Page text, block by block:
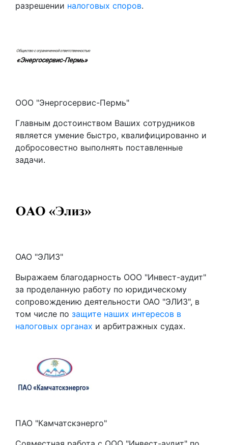
разрешении налоговых споров.
ООО "Энергосервис-Пермь"
Главным достоинством Ваших сотрудников
является умение быстро, квалифицированно и
добросовестно выполнять поставленные
задачи.
ОАО "ЭЛИЗ"
Выражаем благодарность ООО "Инвест-аудит"
за проделанную работу по юридическому
сопровождению деятельности ОАО "ЭЛИЗ", в
том числе по защите наших интересов в
налоговых органах и арбитражных судах.
ПАО "Камчатскэнерго"